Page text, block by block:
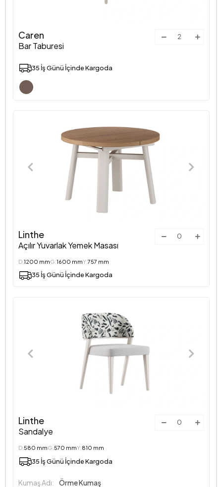
Caren
Bar Taburesi
35 İş Günü İçinde Kargoda
Linthe
Açılır Yuvarlak Yemek Masası
D:1200 mmG:1600 mmY:757 mm
35 İş Günü İçinde Kargoda
Linthe
Sandalye
D:580 mmG:570 mmY:810 mm
35 İş Günü İçinde Kargoda
Kumaş Adı: Örme Kumaş